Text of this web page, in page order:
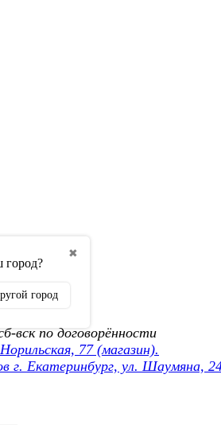
✖
город?
город
вск по договорённости
77 (магазин).
г. Екатеринбург, ул. Шаумяна,